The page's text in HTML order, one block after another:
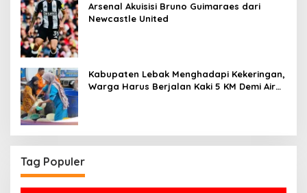
Arsenal Akuisisi Bruno Guimaraes dari
Newcastle United
Kabupaten Lebak Menghadapi Kekeringan,
Warga Harus Berjalan Kaki 5 KM Demi Air
Tag Populer